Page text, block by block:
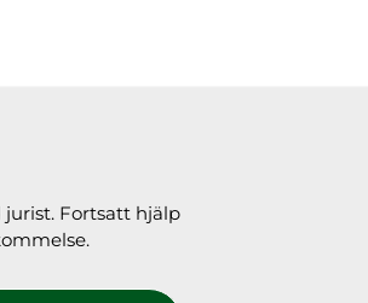
Fortsatt hjälp